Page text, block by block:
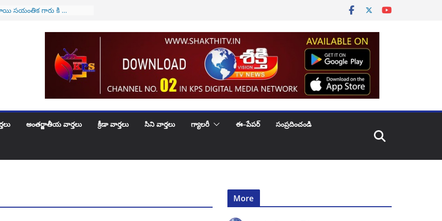
పుట్టినరోజు శుభాకాంక్షలు
పెళ్లిరోజు శుభకాంక్షలు
అంతర్జాతీయ వార్తలు క్రీడా వార్తలు సిని వార్తలు గ్యాలరీ ఈ–పేపర్ సంప్రదించండి
More